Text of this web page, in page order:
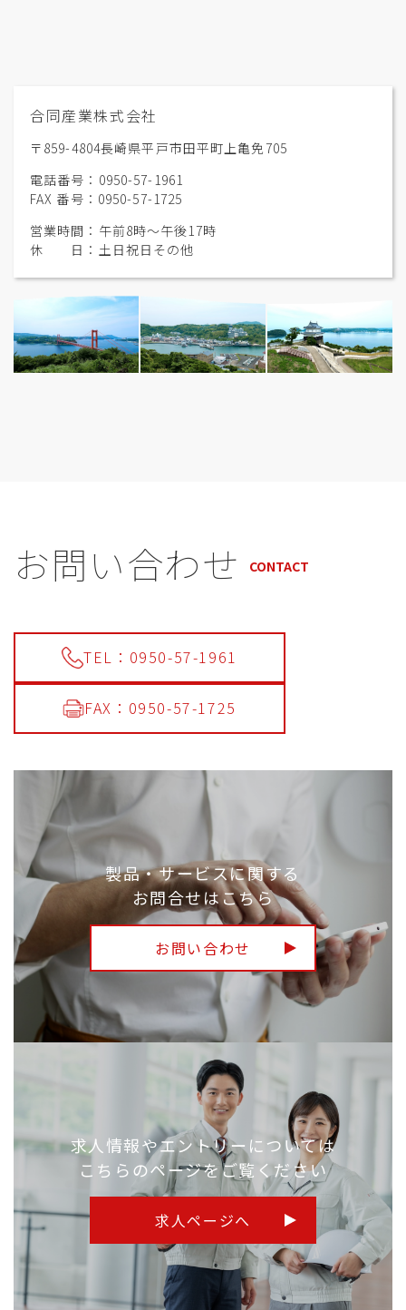
合同産業株式会社
〒859-4804長崎県平戸市田平町上亀免705
電話番号：0950-57-1961
FAX 番号：0950-57-1725
営業時間：午前8時〜午後17時
休 日：土日祝日その他
お問い合わせ CONTACT
TEL：0950-57-1961
FAX：0950-57-1725
製品・サービスに関する
お問合せはこちら
お問い合わせ
求人情報やエントリーについては
こちらのページをご覧ください
求人ページへ